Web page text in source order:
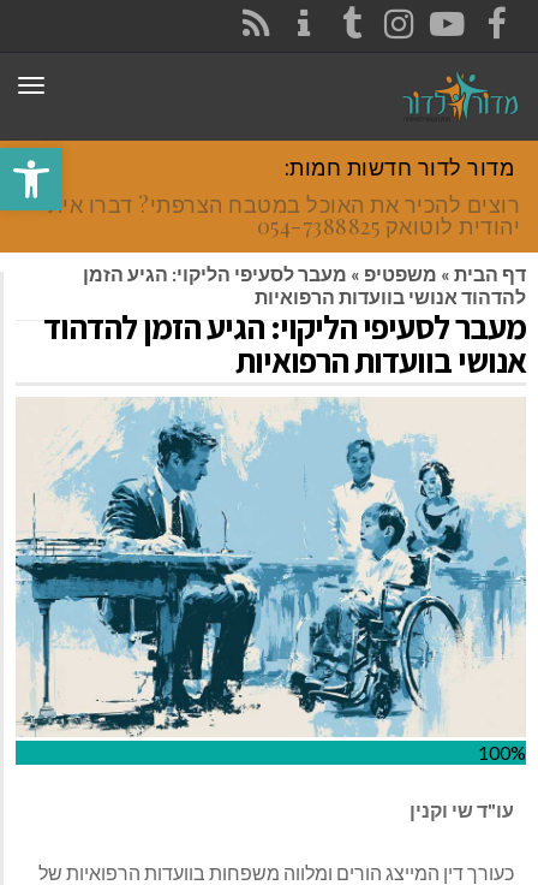
פתח
FACEBOOK
YOUTUBE
INSTAGRAM
TUMBLR
מדור לדור חדשות חמות:
רוצים להכיר את האוכל במטבח הצרפתי? דברו איתי
יהודית לוטואק 054-7388825.
דף הבית » משפטיפ » מעבר לסעיפי הליקוי: הגיע הזמן
להדהוד אנושי בוועדות הרפואיות
מעבר לסעיפי הליקוי: הגיע הזמן להדהוד
אנושי בוועדות הרפואיות
100%
עו"דשי וקנין
כעורך דין המייצג הורים ומלווה משפחות בוועדות הרפואיות של